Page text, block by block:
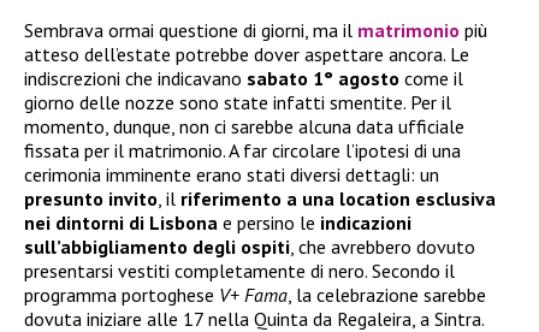
Sembrava ormai questione di giorni, ma il matrimonio più
atteso dell’estate potrebbe dover aspettare ancora. Le
indiscrezioni che indicavano sabato 1° agosto come il
giorno delle nozze sono state infatti smentite. Per il
momento, dunque, non ci sarebbe alcuna data ufficiale
fissata per il matrimonio. A far circolare l’ipotesi di una
cerimonia imminente erano stati diversi dettagli: un
presunto invito , il riferimento a una location esclusiva
nei dintorni di Lisbona e persino le indicazioni
sull’abbigliamento degli ospiti , che avrebbero dovuto
presentarsi vestiti completamente di nero. Secondo il
programma portoghese V+ Fama , la celebrazione sarebbe
dovuta iniziare alle 17 nella Quinta da Regaleira, a Sintra.